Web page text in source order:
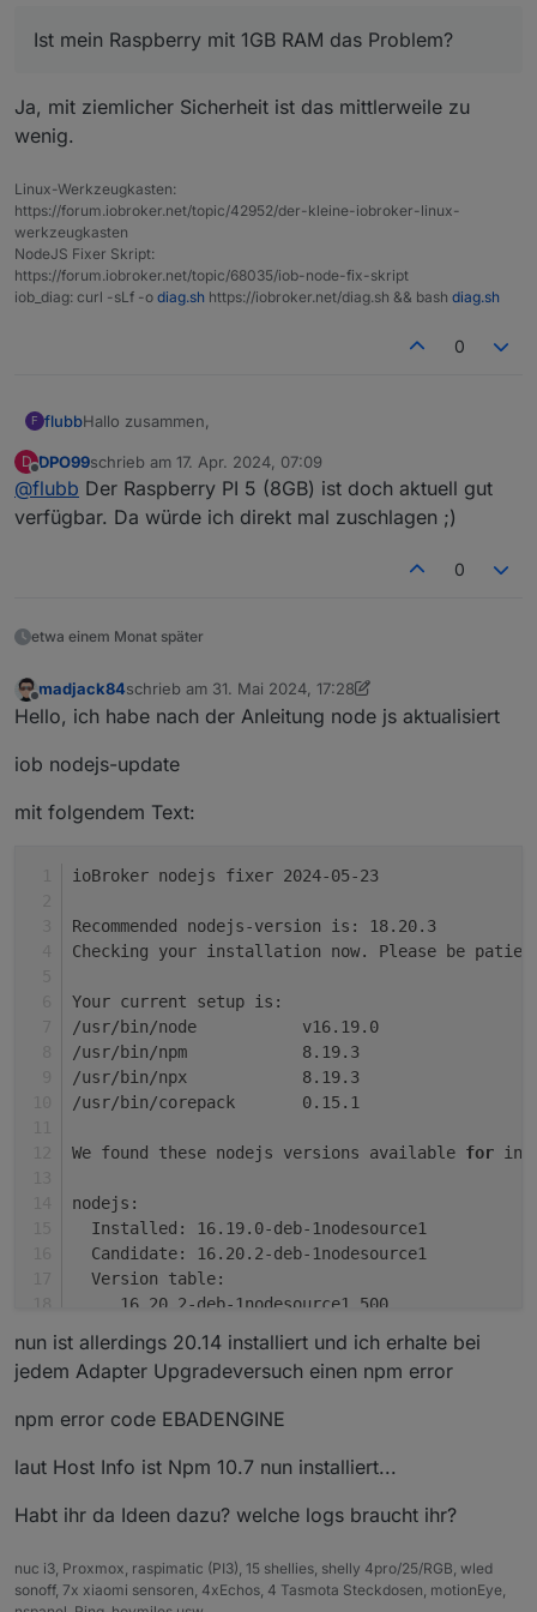
Installing iobroker.zigbee@1.10.3... (System
<--- JS stacktrace --->
FATAL ERROR: Reached heap limit Allocation
nach einem Arbeitsspeicherproblem aus, oder? Gibt es
irgendein Workaround?
Ist mein Raspberry mit 1GB RAM das Problem?
Ja, mit ziemlicher Sicherheit ist das mittlerweile zu
wenig.
Linux-Werkzeugkasten:
https://forum.iobroker.net/topic/42952/der-kleine-iobroker-linux-
werkzeugkasten
NodeJS Fixer Skript:
https://forum.iobroker.net/topic/68035/iob-node-fix-skript
iob_diag: curl -sLf -o diag.sh https://iobroker.net/diag.sh && bash diag.sh
0
F flubbHallo zusammen,
habe mein System seit langem auch mal wieder auf Stand
gebracht, nur leider kann ich nachdem ich jetzt node-js
und den js-controller geupdatet hab, keinerlei Adapter
mehr aktualisieren. Hier mal die aktuelle Fehlermeldung:
Would you like to upgrade zigbee from
Installing iobroker.zigbee@1.10.3... (System
<--- Last few GCs --->
[2217:0x604ca00]   260629 ms: Mark-sweep
<--- JS stacktrace --->
FATAL ERROR: Reached heap limit Allocation
nach einem Arbeitsspeicherproblem aus, oder? Gibt es
D
Offline
DPO99schrieb am 17. Apr. 2024, 07:09
zuletzt editiert von
@flubb Der Raspberry PI 5 (8GB) ist doch aktuell gut
verfügbar. Da würde ich direkt mal zuschlagen ;)
0
etwa einem Monat später
Offline
madjack84schrieb am 31. Mai 2024, 17:28
zuletzt editiert von madjack84
Hello, ich habe nach der Anleitung node js aktualisiert
iob nodejs-update
mit folgendem Text:
ioBroker nodejs fixer 2024-05-23
Recommended nodejs-version is: 18.20.3
Checking your installation now. Please be
Your current setup is:
/usr/bin/node 		v16.19.0
/usr/bin/npm 		8.19.3
/usr/bin/npx 		8.19.3
/usr/bin/corepack 	0.15.1
We found these nodejs versions available for
nodejs:
  Installed: 16.19.0-deb-1nodesource1
  Candidate: 16.20.2-deb-1nodesource1
  Version table:
     16.20.2-deb-1nodesource1 500
*** 16.19.0-deb-1nodesource1 100
        100 /var/lib/dpkg/status
500 http://de.archive.ubuntu.com/ubuntu
     10.19.0~dfsg-3ubuntu1 500
500 http://de.archive.ubuntu.com/ubuntu
Nothing to do - Your installation is using the
nun ist allerdings 20.14 installiert und ich erhalte bei
jedem Adapter Upgradeversuch einen npm error
npm error code EBADENGINE
laut Host Info ist Npm 10.7 nun installiert...
Habt ihr da Ideen dazu? welche logs braucht ihr?
nuc i3, Proxmox, raspimatic (PI3), 15 shellies, shelly 4pro/25/RGB, wled
sonoff, 7x xiaomi sensoren, 4xEchos, 4 Tasmota Steckdosen, motionEye,